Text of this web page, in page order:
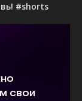
#shorts